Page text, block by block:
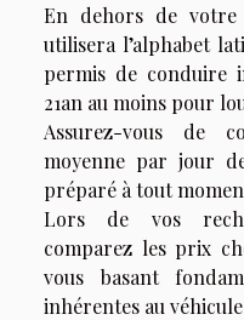
En dehors de
utilisera l’alphabet
permis de conduire
21an au moins pour
Assurez-vous de
moyenne par jour
préparé à tout
Lors de vos
comparez les prix
vous basant
inhérentes au